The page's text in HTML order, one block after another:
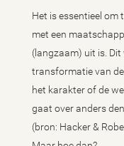
Het is essentieel om
met een
(langzaam) uit is.
transformatie van
het karakter of de
gaat over anders
(bron: Hacker &